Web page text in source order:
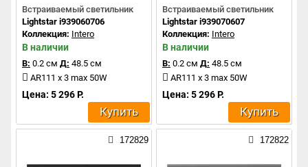
Встраиваемый светильник
Lightstar i939060706
Коллекция: Intero
В наличии
В: 0.2 см Д: 48.5 см
AR111 x 3 max 50W
Цена: 5 296 Р.
Купить
Встраиваемый светильник
Lightstar i939070607
Коллекция: Intero
В наличии
В: 0.2 см Д: 48.5 см
AR111 x 3 max 50W
Цена: 5 296 Р.
Купить
172829 172822